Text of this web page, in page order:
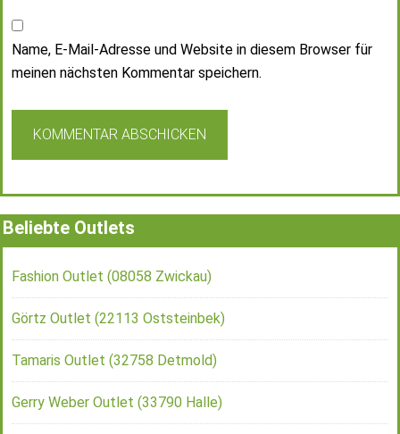
Name, E-Mail-Adresse und Website in diesem Browser für
meinen nächsten Kommentar speichern.
Beliebte Outlets
Fashion Outlet (08058 Zwickau)
Görtz Outlet (22113 Oststeinbek)
Tamaris Outlet (32758 Detmold)
Gerry Weber Outlet (33790 Halle)